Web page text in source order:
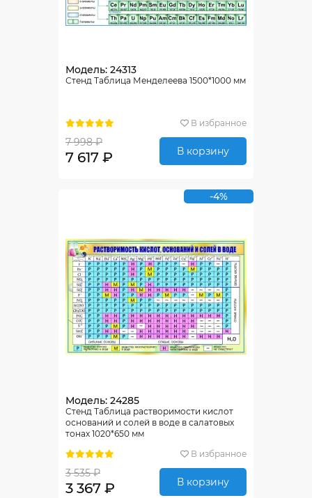
Модель: 24313
Стенд Таблица Менделеева 1500*1000 мм
В избранное
7 998 ₽
7 617 ₽ В корзину
-4%
Модель: 24285
Стенд Таблица растворимости кислот
оснований и солей в воде в салатовых
тонах 1020*650 мм
В избранное
3 535 ₽
3 367 ₽ В корзину